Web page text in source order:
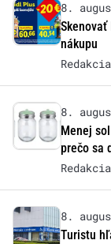
8.
nákupu
8.
Menej
prečo sa
8.
Turistu